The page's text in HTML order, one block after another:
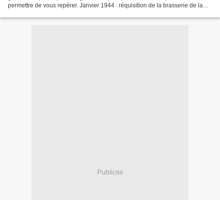
permettre de vous repérer. Janvier 1944 : réquisition de la brasserie de la
Publicité